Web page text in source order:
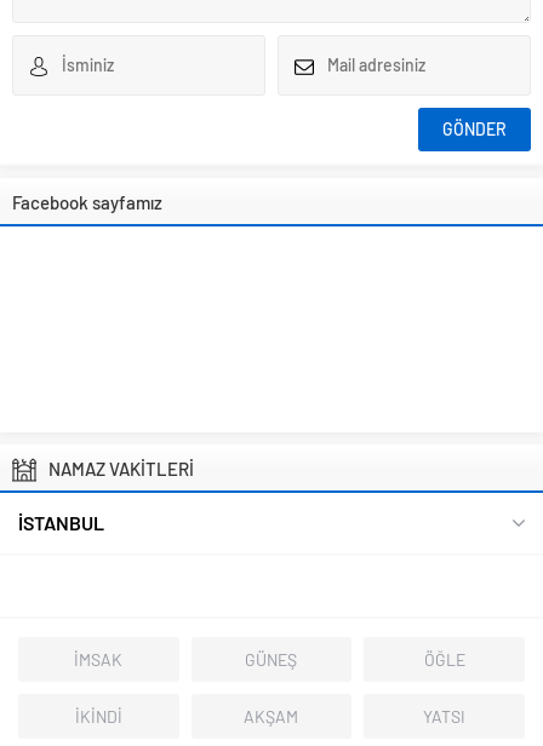
Facebook sayfamız
NAMAZ VAKİTLERİ
İSTANBUL
İMSAK GÜNEŞ ÖĞLE
İKİNDİ AKŞAM YATSI